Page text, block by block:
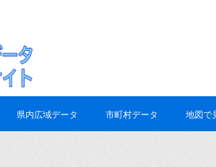
県内広域データ 市町村データ 地図で